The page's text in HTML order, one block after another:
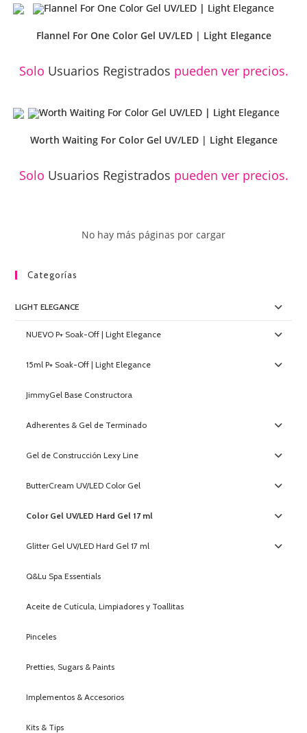
Flannel For One Color Gel UV/LED | Light Elegance
Solo Usuarios Registrados pueden ver precios.
Worth Waiting For Color Gel UV/LED | Light Elegance
Solo Usuarios Registrados pueden ver precios.
No hay más páginas por cargar
Categorías
LIGHT ELEGANCE
NUEVO P+ Soak-Off | Light Elegance
15ml P+ Soak-Off | Light Elegance
JimmyGel Base Constructora
Adherentes & Gel de Terminado
Gel de Construcción Lexy Line
ButterCream UV/LED Color Gel
Color Gel UV/LED Hard Gel 17 ml
Glitter Gel UV/LED Hard Gel 17 ml
Q&Lu Spa Essentials
Aceite de Cutícula, Limpiadores y Toallitas
Pinceles
Pretties, Sugars & Paints
Implementos & Accesorios
Kits & Tips